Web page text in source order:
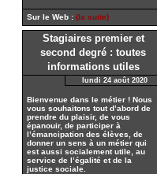
Sur le Web : (la suite)
Stagiaires premier et
second degré : toutes
informations utiles
lundi 24 août 2020
Bienvenue dans le métier ! Nous
vous souhaitons tout d’abord de
prendre du plaisir, de vous
épanouir, de participer à
l’émancipation des élèves, de
donner un sens à un métier qui
est aussi socialement utile, au
service de l’égalité et de la
justice sociale.